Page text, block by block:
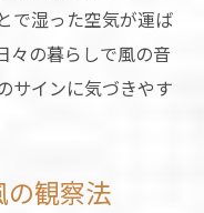
で湿った空気が運ば
々の暮らしで風の音
サインに気づきやす
の観察法